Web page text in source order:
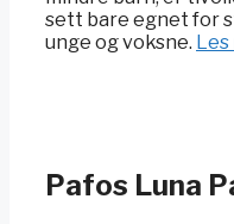
sett bare egnet for
unge og voksne. Les
Pafos Luna